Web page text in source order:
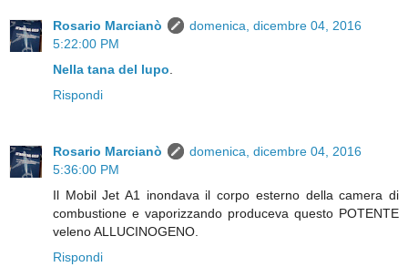
Rosario Marcianò
domenica, dicembre 04, 2016
5:22:00 PM
Nella tana del lupo
Rispondi
Rosario Marcianò
domenica, dicembre 04, 2016
5:36:00 PM
Il Mobil Jet A1 inondava il corpo esterno della camera di
combustione e vaporizzando produceva questo POTENTE
veleno ALLUCINOGENO.
Rispondi